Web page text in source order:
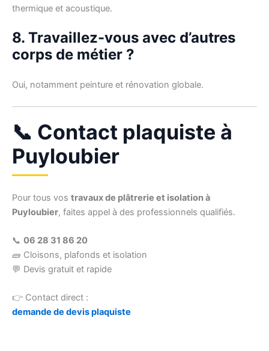
thermique et acoustique.
8. Travaillez-vous avec d’autres
corps de métier ?
Oui, notamment peinture et rénovation globale.
📞 Contact plaquiste à
Puyloubier
Pour tous vos travaux de plâtrerie et isolation à
Puyloubier, faites appel à des professionnels qualifiés.
📞 06 28 31 86 20
🧱 Cloisons, plafonds et isolation
💬 Devis gratuit et rapide
👉 Contact direct :
demande de devis plaquiste